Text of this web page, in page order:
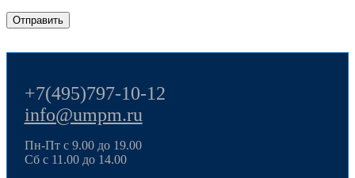
+7(495)797-10-12
info@umpm.ru
Пн-Пт с 9.00 до 19.00
Сб с 11.00 до 14.00